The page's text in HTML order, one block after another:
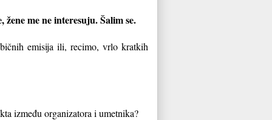
me ne interesuju. Šalim se.
emisija ili, recimo, vrlo kratkih
između organizatora i umetnika?